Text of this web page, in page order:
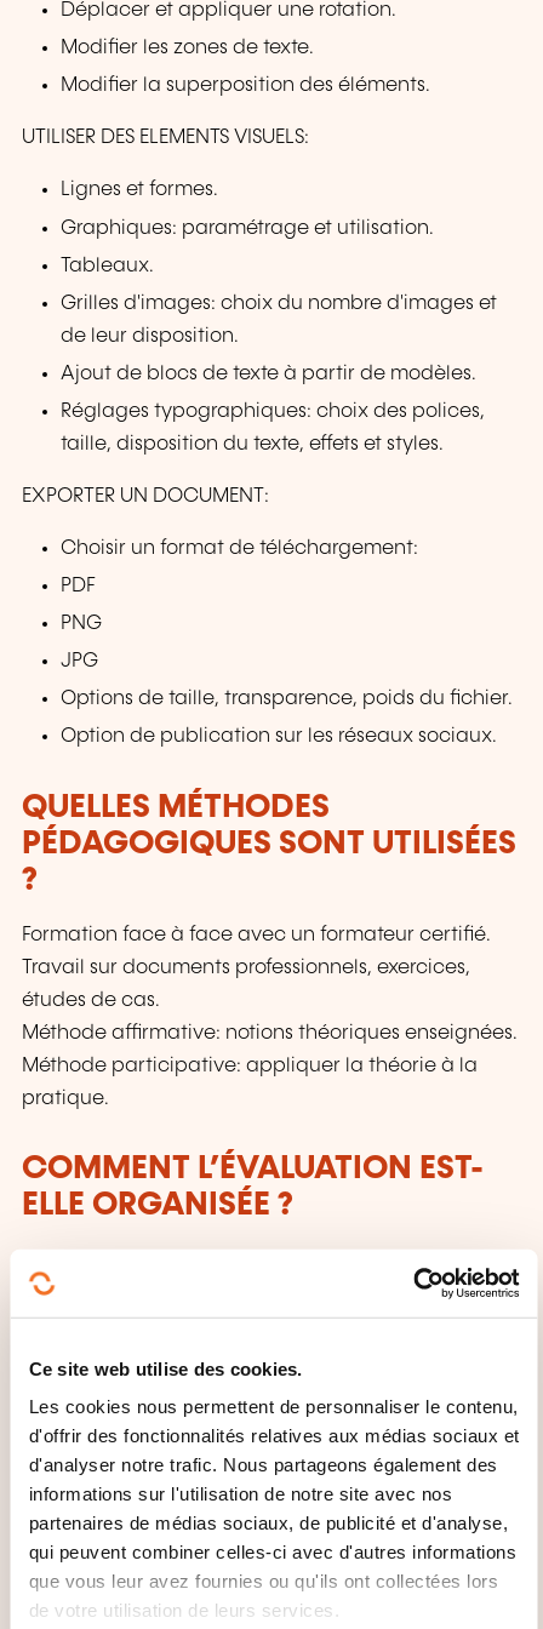
Ce site web utilise des cookies.
Les cookies nous permettent de personnaliser le contenu,
d'offrir des fonctionnalités relatives aux médias sociaux et
d'analyser notre trafic. Nous partageons également des
informations sur l'utilisation de notre site avec nos
partenaires de médias sociaux, de publicité et d'analyse,
qui peuvent combiner celles-ci avec d'autres informations
que vous leur avez fournies ou qu'ils ont collectées lors
de votre utilisation de leurs services.
Déplacer et appliquer une rotation.
Modifier les zones de texte.
Modifier la superposition des éléments.
UTILISER DES ELEMENTS VISUELS:
Lignes et formes.
Graphiques: paramétrage et utilisation.
Tableaux.
Grilles d'images: choix du nombre d'images et
de leur disposition.
Ajout de blocs de texte à partir de modèles.
Réglages typographiques: choix des polices,
taille, disposition du texte, effets et styles.
EXPORTER UN DOCUMENT:
Choisir un format de téléchargement:
PDF
PNG
JPG
Options de taille, transparence, poids du fichier.
Option de publication sur les réseaux sociaux.
QUELLES MÉTHODES
PÉDAGOGIQUES SONT UTILISÉES
?
Formation face à face avec un formateur certifié.
Travail sur documents professionnels, exercices,
études de cas.
Méthode affirmative: notions théoriques enseignées.
Méthode participative: appliquer la théorie à la
pratique.
COMMENT L’ÉVALUATION EST-
ELLE ORGANISÉE ?
Des exercices permettant d’effectuer une auto-
évaluation et la mise en pratique.
QUEL SUPPORT DE COURS EST
FOURNI ?
Utilisation de supports numériques innovants.
MODE D'ORGANISATION
En présentiel ou à distance